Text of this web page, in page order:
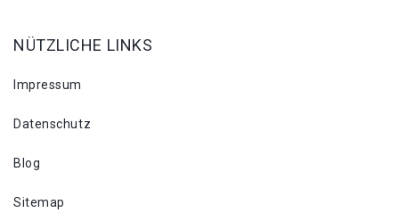
NÜTZLICHE LINKS
Impressum
Datenschutz
Blog
Sitemap